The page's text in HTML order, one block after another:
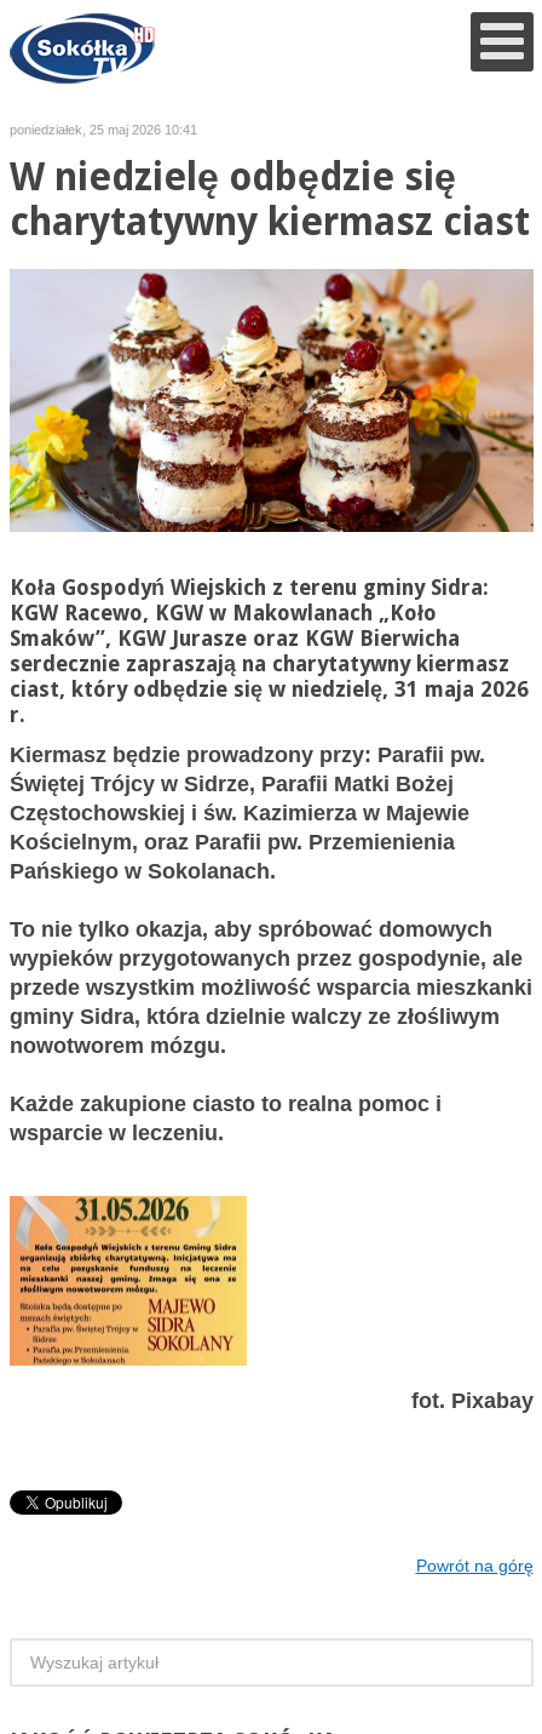
poniedziałek, 25 maj 2026 10:41
W niedzielę odbędzie się
charytatywny kiermasz ciast
Koła Gospodyń Wiejskich z terenu gminy Sidra:
KGW Racewo, KGW w Makowlanach „Koło
Smaków”, KGW Jurasze oraz KGW Bierwicha
serdecznie zapraszają na charytatywny kiermasz
ciast, który odbędzie się w niedzielę, 31 maja 2026
r.
Kiermasz będzie prowadzony przy: Parafii pw.
Świętej Trójcy w Sidrze, Parafii Matki Bożej
Częstochowskiej i św. Kazimierza w Majewie
Kościelnym, oraz Parafii pw. Przemienienia
Pańskiego w Sokolanach.
To nie tylko okazja, aby spróbować domowych
wypieków przygotowanych przez gospodynie, ale
przede wszystkim możliwość wsparcia mieszkanki
gminy Sidra, która dzielnie walczy ze złośliwym
nowotworem mózgu.
Każde zakupione ciasto to realna pomoc i
wsparcie w leczeniu.
fot. Pixabay
Powrót na górę